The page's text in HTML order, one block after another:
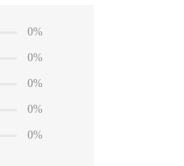
0%
0%
0%
0%
0%